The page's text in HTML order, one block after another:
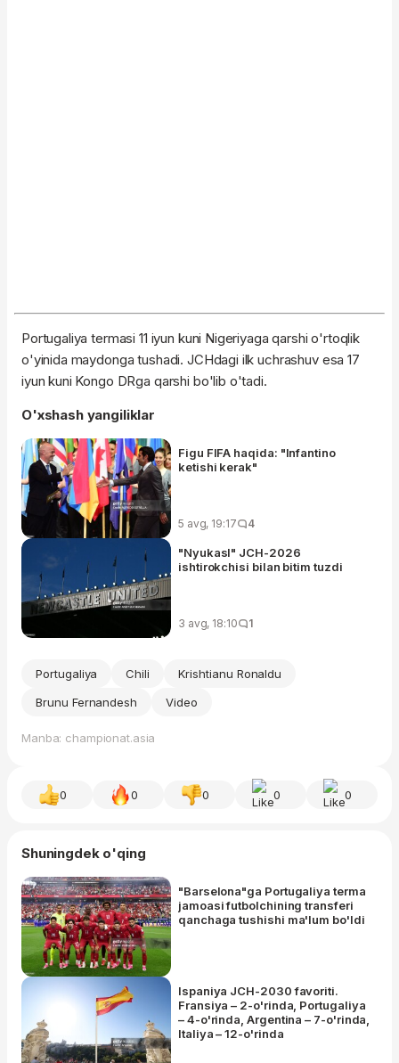
Portugaliya termasi 11 iyun kuni Nigeriyaga qarshi o'rtoqlik
o'yinida maydonga tushadi. JCHdagi ilk uchrashuv esa 17
iyun kuni Kongo DRga qarshi bo'lib o'tadi.
O'xshash yangiliklar
Figu FIFA haqida: "Infantino
ketishi kerak"
5 avg, 19:17 4
"Nyukasl" JCH-2026
ishtirokchisi bilan bitim tuzdi
3 avg, 18:10 1
Portugaliya Chili
Krishtianu Ronaldu
Brunu Fernandesh
Video
Manba: championat.asia
0 0 0 0 0
Shuningdek o'qing
"Barselona"ga Portugaliya terma
jamoasi futbolchining transferi
qanchaga tushishi ma'lum bo'ldi
Ispaniya JCH-2030 favoriti.
Fransiya – 2-o'rinda, Portugaliya
– 4-o'rinda, Argentina – 7-o'rinda,
Italiya – 12-o'rinda